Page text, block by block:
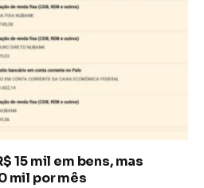
15 mil em bens, mas
mil por mês